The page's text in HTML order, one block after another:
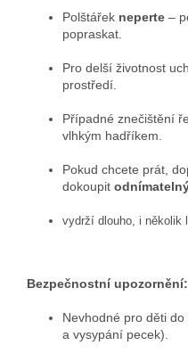
Polštářek neperte –
popraskat.
Pro delší životnost
prostředí.
Případné znečištění
vlhkým hadříkem.
Pokud chcete prát,
dokoupit
vydrží dlouho, i několik
Bezpečnostní upozornění:
Nevhodné pro děti
a vysypání pecek).